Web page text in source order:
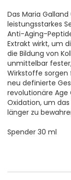
Das Maria
leistungsstarkes
Anti-Aging-
Extrakt wirkt, um
die Bildung von
unmittelbar
Wirkstoffe sorgen
neu definierte
revolutionäre Age
Oxidation, um
länger zu
Spender 30 ml